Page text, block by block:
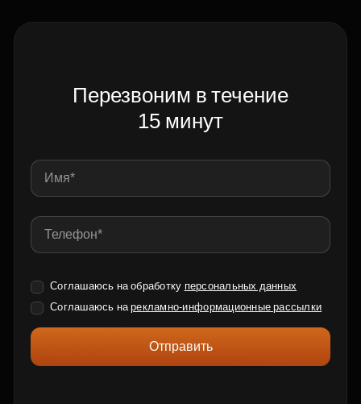
Перезвоним в течение
15 минут
Соглашаюсь на обработку персональных данных
Соглашаюсь нарекламно-информационные рассылки
Отправить